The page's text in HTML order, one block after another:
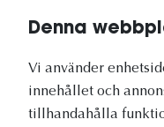
Denna
Vi använder
innehållet och
tillhandahålla